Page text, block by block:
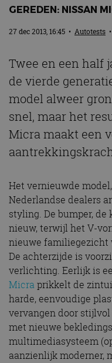
MotorRAI.nl
GEREDEN: NISSAN
27 dec 2013, 16:45 • Autotests
Twee en een half
de vierde
model alweer
snel, maar het
Micra maakt een
Het vernieuwde
Nederlandse dealers
styling. De bumper,
nieuw, terwijl het V-
nieuwe familiegezicht
De achterzijde is
verlichting. Eerlijk is
Micraprikkelt de
harde, eenvoudige
vervangen door
met nieuwe
multimediasysteem
aanzienlijk moderner,